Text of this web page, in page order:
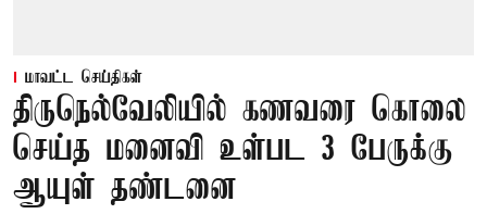
மாவட்ட செய்திகள்
திருநெல்வேலியில் கணவரை கொலை
செய்த மனைவி உள்பட 3 பேருக்கு
ஆயுள் தண்டனை